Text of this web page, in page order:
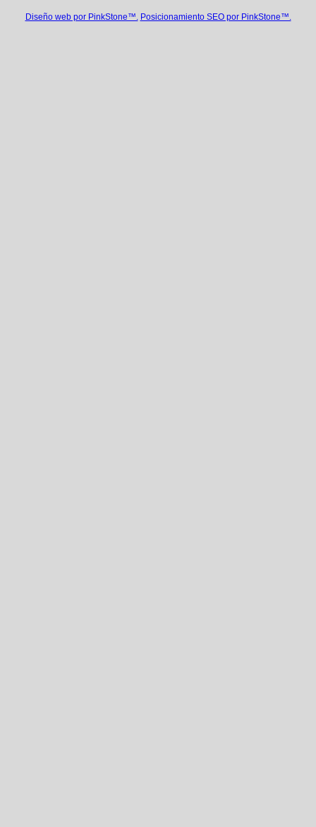
Diseño web por PinkStone™. Posicionamiento SEO por PinkStone™.